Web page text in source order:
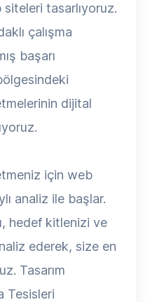
tasarlıyoruz.
çalışma
başarı
dijital
için web
analiz ile başlar.
hedef kitlenizi ve
ederek, size en
Tasarım
Tesisleri